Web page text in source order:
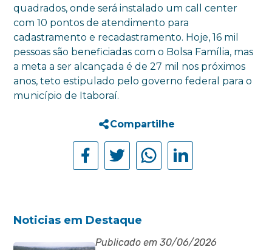
quadrados, onde será instalado um call center
com 10 pontos de atendimento para
cadastramento e recadastramento. Hoje, 16 mil
pessoas são beneficiadas com o Bolsa Família, mas
a meta a ser alcançada é de 27 mil nos próximos
anos, teto estipulado pelo governo federal para o
município de Itaboraí.
Compartilhe
Noticias em Destaque
Publicado em 30/06/2026